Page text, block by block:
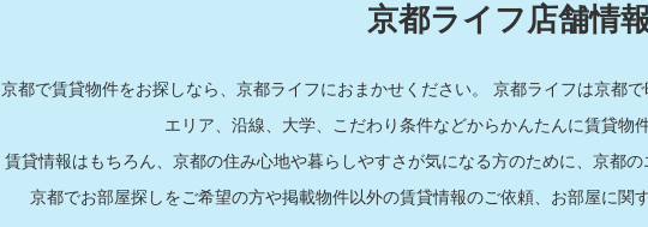
京都ライフ店舗情
京都で賃貸物件をお探しなら、京都ライフにおまかせください。 京都ライフは京都
エリア、沿線、大学、こだわり条件などからかんたんに賃貸物
賃貸情報はもちろん、京都の住み心地や暮らしやすさが気になる方のために、京都
京都でお部屋探しをご希望の方や掲載物件以外の賃貸情報のご依頼、お部屋に関